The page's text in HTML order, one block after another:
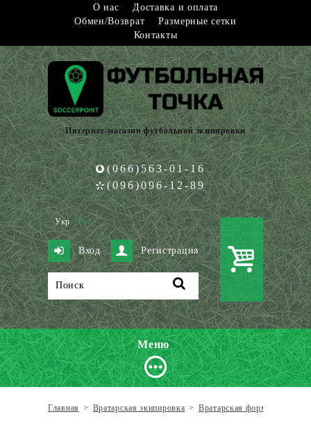
О нас
Доставка и оплата
Обмен/Возврат
Размерные сетки
Контакты
Интернет-магазин футбольной экипировки
(066)563-01-16
(096)096-12-89
Укр Рус
Вход Регистрация
Меню
Главная > Вратарская экипировка > Вратарская форма